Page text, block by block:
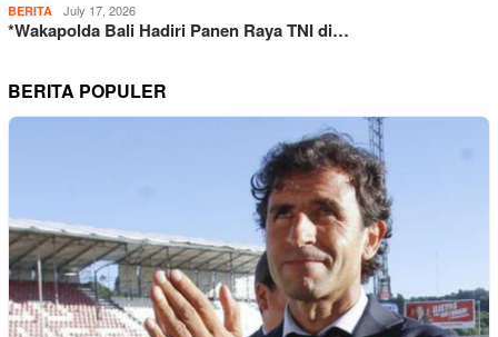
BERITA July 17, 2026
*Wakapolda Bali Hadiri Panen Raya TNI di…
BERITA POPULER